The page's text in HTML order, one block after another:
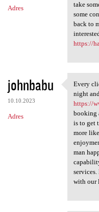
Adres
take
some
back to
https://
johnbabu
10.10.2023
Adres
Every
Every
night
https://
booking
is to get
more
man
with our